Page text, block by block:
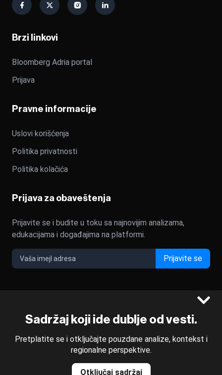
Sadržaj koji ide dublje od vesti.
Pretplatite se i otključajte pouzdane analize, kontekst i
regionalne perspektive.
Otključaj sadržaj
Brzi linkovi
Bloomberg Adria portal
Prijava
Pravne informacije
Uslovi korišćenja
Politika privatnosti
Politika kolačića
Prijava za obaveštenja
Prijavite se i budite u toku sa najnovijim analizama,
edukacijama i događajima na platformi.
Prijavite se
©2022 - 2026 Bloomberg L.P. All Rights Reserved. BLOOMBERG
and the BLOOMBERG logo are registered trademarks and
displayed with permission
Bloomberg Adria is a Mtel Swiss SA Property
News CMS by Cubes